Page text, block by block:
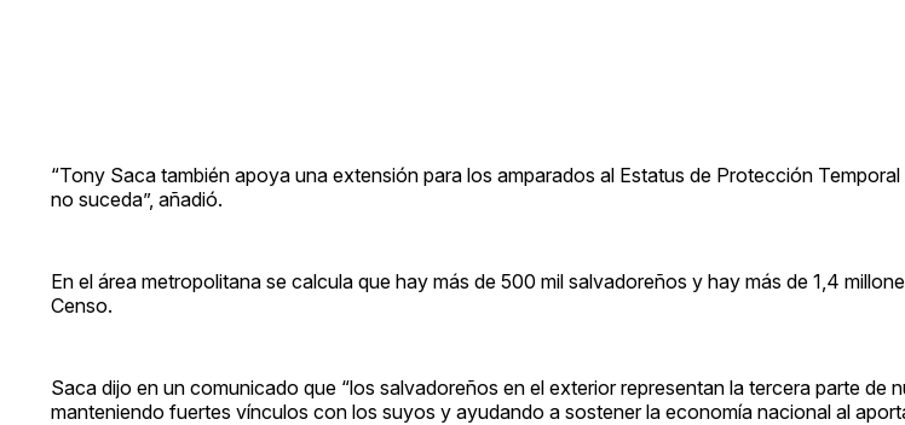
“Tony Saca también apoya una extensión para los amparados al Estatus de Protección
no suceda”, añadió.
En el área metropolitana se calcula que hay más de 500 mil salvadoreños y hay más de 1,4
Censo.
Saca dijo en un comunicado que “los salvadoreños en el exterior representan la tercera parte de
manteniendo fuertes vínculos con los suyos y ayudando a sostener la economía nacional al